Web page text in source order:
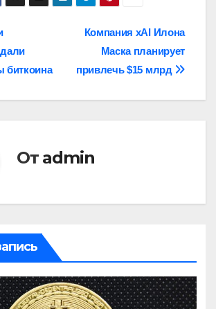
Компания xAI Илона
Маска планирует
привлечь $15 млрд
биткоина
От admin